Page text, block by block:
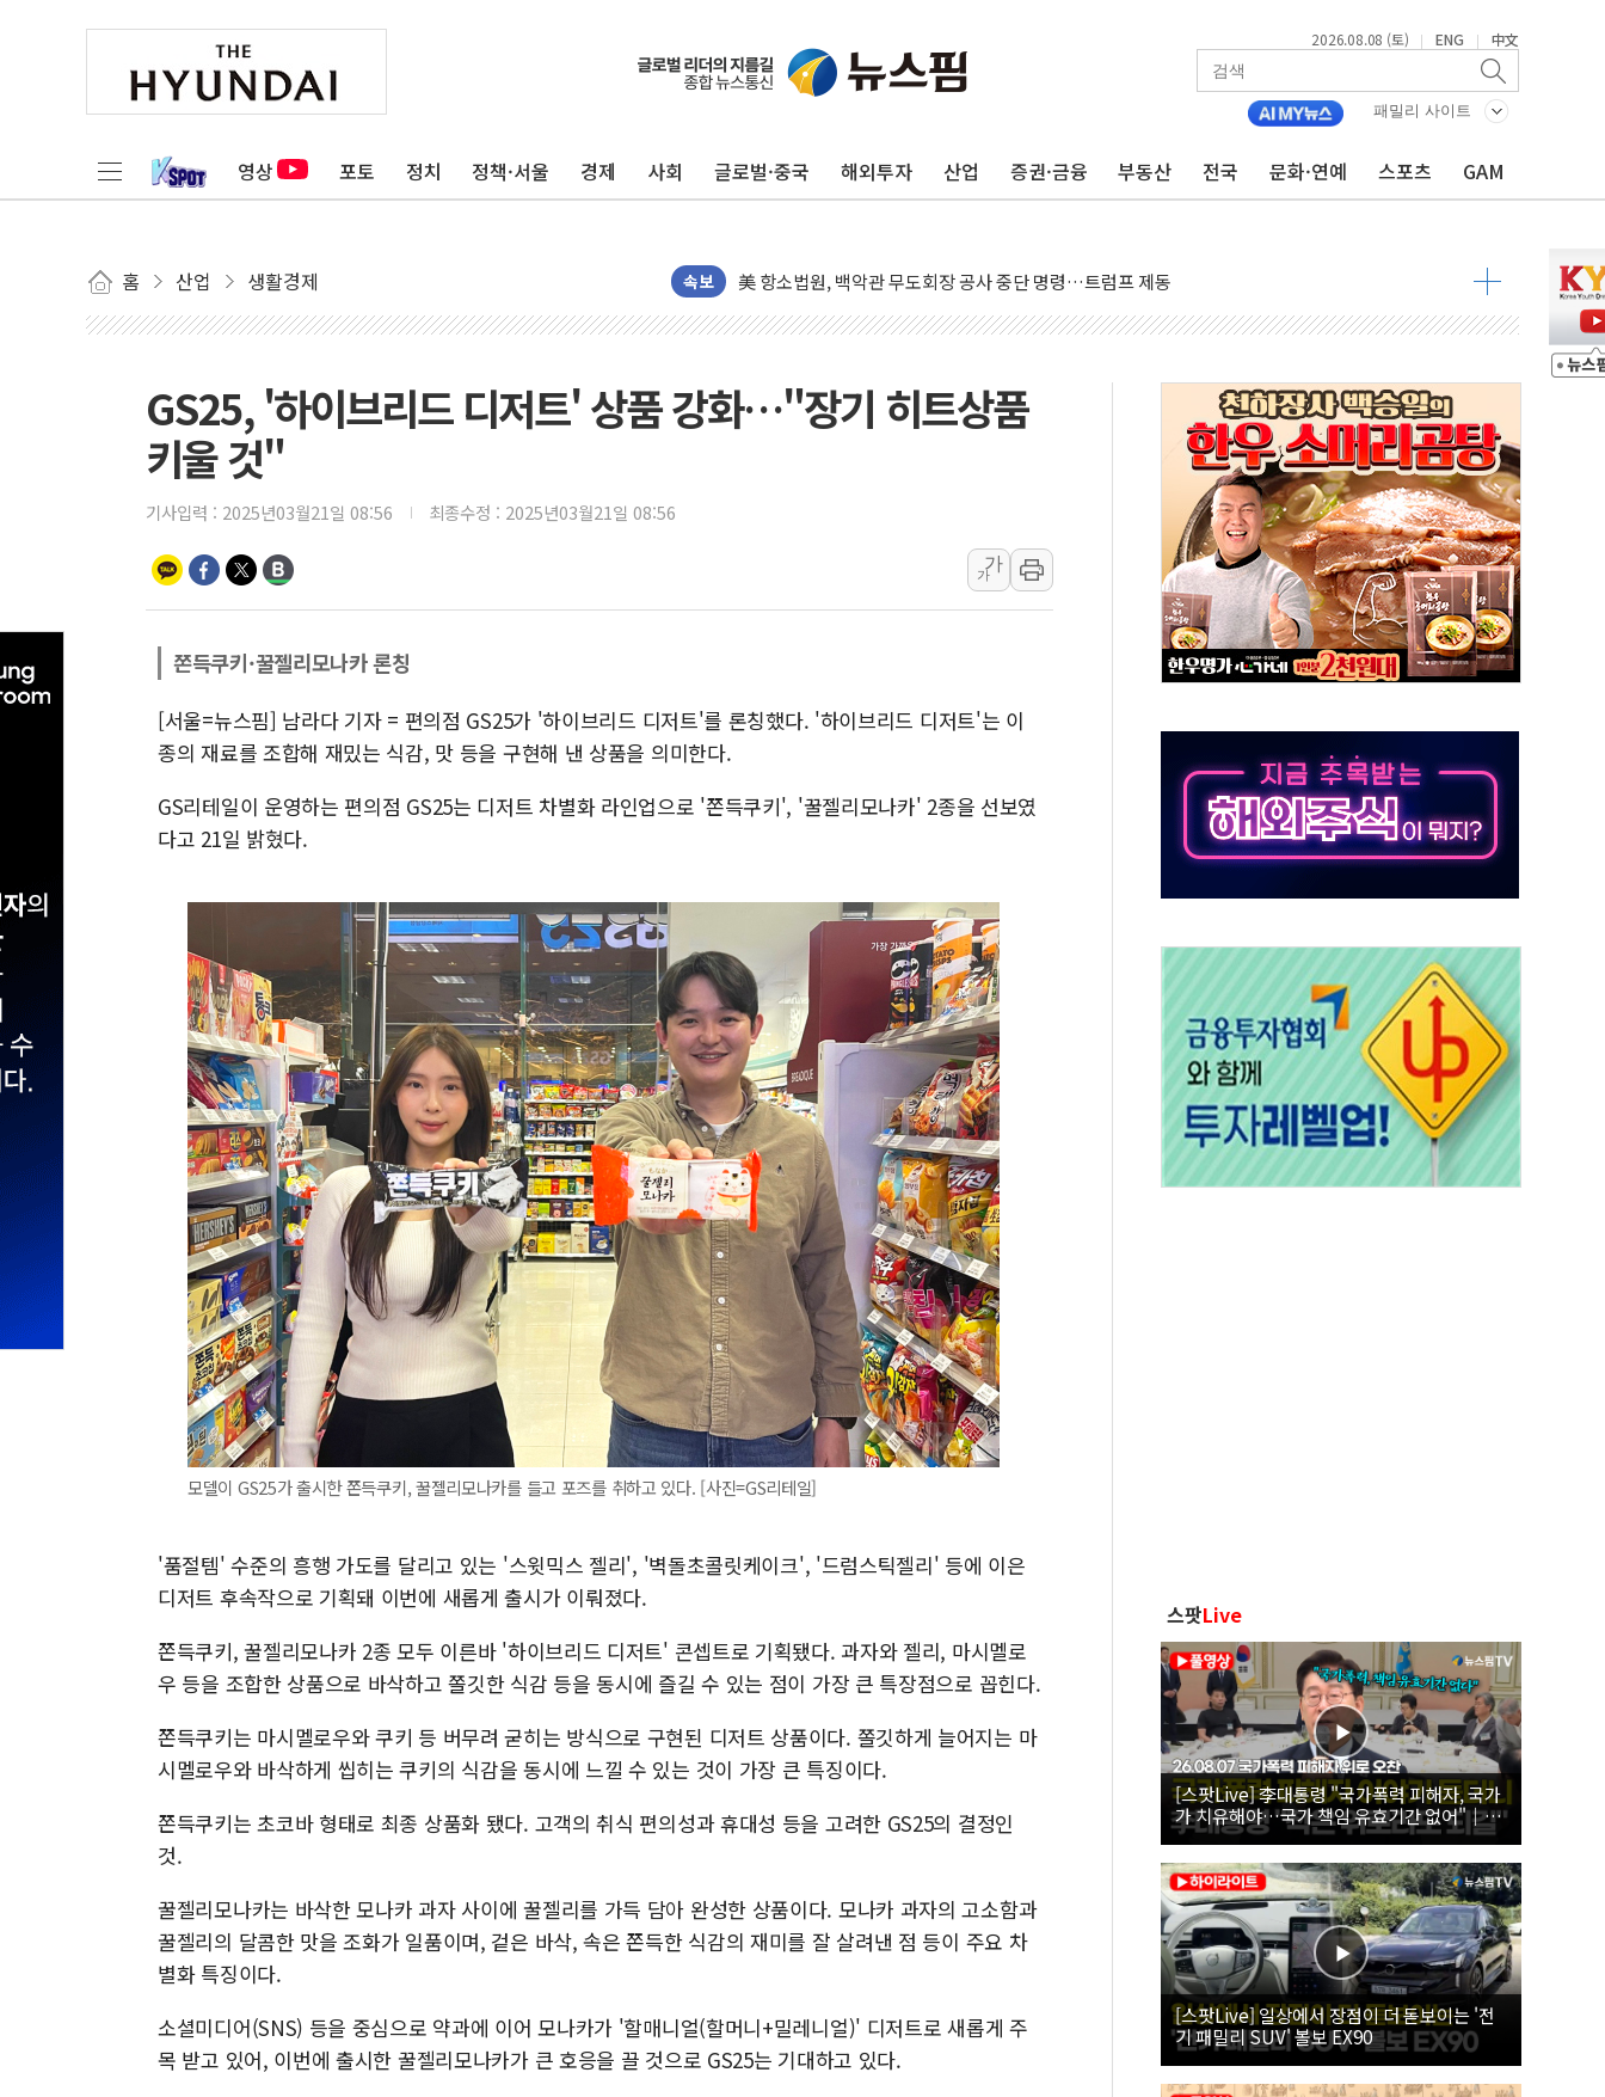
2026.08.08 (토) | ENG | 中文
패밀리 사이트
영상 포토 정치 정책·서울 경제 사회 글로벌·중국 해외투자 산업 증권·금융 부동산 전국 문화·연예 스포츠 GAM
홈 산업 생활경제 속보
[종합] 이슬람 수니파 3국, '공동방위협정' 체결… 이스라엘·이란 위협에 맞설 자체 억지력 강화
트럼프, 백신·자폐증 행정명령 검토…"이르면 다음 주"
이란의 핵심 원유 수출항 '하르그섬', 최근 1주일 이상 '올스톱'… 美 해상봉쇄 영향
美 고용 쇼크에 엔화 장중 급등…시장은 "또 개입했나" 촉각
뉴욕증시 프리뷰, 美 고용 쇼크에 금리 인상 우려 후퇴…나스닥 선물 1%대 상승
[종합] 美 7월 고용 2만3000명 감소 '쇼크'…9월 금리 인상 기대 후퇴
뉴욕증시 개장 전 특징주...아틀라시안·클라우드플레어·태양광주↑ VS 트레이드데스크·웬디스↓
보훈부, 미 DPAA와 MOU… "6·25 미군 실종자 7359명 끝까지 찾겠다"
트럼프 "금리 내려야"…파월 때와 달리 워시엔 톤 낮춰
특정 정치인 측근 포항시 정책특보 내정설...포항시 '시끌'
李 "해남 태양광, 대한민국 다음 100년 밑거름…수도권 집중 완화 전환점"
李 대통령, '6시간 마라톤 부동산 2차 회의' 주재… "전폭적 공급 확대·속도전 총력"
트럼프, 中 겨냥 폴리실리콘 관세 15% 부과…美 태양광주 급등
이란와이어 "이란 최고지도자 위독…곧 사망해도 놀랍지 않아"
남동발전, 해남군에 국내 최대 규모 400MW 태양광 착공…여의도 1.6배 규모
[인도증시] 중동 불안 속 유가 상승에 소폭 하락...금융주 낙폭 커
GS25, '하이브리드 디저트' 상품 강화…"장기 히트상품
키울 것"
기사입력 : 2025년03월21일 08:56 최종수정 : 2025년03월21일 08:56
가
가
쫀득쿠키·꿀젤리모나카 론칭
[서울=뉴스핌] 남라다 기자 = 편의점 GS25가 '하이브리드 디저트'를 론칭했다. '하이브리드 디저트'는 이
종의 재료를 조합해 재밌는 식감, 맛 등을 구현해 낸 상품을 의미한다.
GS리테일이 운영하는 편의점 GS25는 디저트 차별화 라인업으로 '쫀득쿠키', '꿀젤리모나카' 2종을 선보였
다고 21일 밝혔다.
모델이 GS25가 출시한 쫀득쿠키, 꿀젤리모나카를 들고 포즈를 취하고 있다. [사진=GS리테일]
'품절템' 수준의 흥행 가도를 달리고 있는 '스윗믹스 젤리', '벽돌초콜릿케이크', '드럼스틱젤리' 등에 이은
디저트 후속작으로 기획돼 이번에 새롭게 출시가 이뤄졌다.
쫀득쿠키, 꿀젤리모나카 2종 모두 이른바 '하이브리드 디저트' 콘셉트로 기획됐다. 과자와 젤리, 마시멜로
우 등을 조합한 상품으로 바삭하고 쫄깃한 식감 등을 동시에 즐길 수 있는 점이 가장 큰 특장점으로 꼽힌다.
쫀득쿠키는 마시멜로우와 쿠키 등 버무려 굳히는 방식으로 구현된 디저트 상품이다. 쫄깃하게 늘어지는 마
시멜로우와 바삭하게 씹히는 쿠키의 식감을 동시에 느낄 수 있는 것이 가장 큰 특징이다.
쫀득쿠키는 초코바 형태로 최종 상품화 됐다. 고객의 취식 편의성과 휴대성 등을 고려한 GS25의 결정인
것.
꿀젤리모나카는 바삭한 모나카 과자 사이에 꿀젤리를 가득 담아 완성한 상품이다. 모나카 과자의 고소함과
꿀젤리의 달콤한 맛을 조화가 일품이며, 겉은 바삭, 속은 쫀득한 식감의 재미를 잘 살려낸 점 등이 주요 차
별화 특징이다.
소셜미디어(SNS) 등을 중심으로 약과에 이어 모나카가 '할매니얼(할머니+밀레니얼)' 디저트로 새롭게 주
목 받고 있어, 이번에 출시한 꿀젤리모나카가 큰 호응을 끌 것으로 GS25는 기대하고 있다.
스팟Live
[스팟Live] 李대통령 "국가폭력 피해자, 국가
가 치유해야…국가 책임 유효기간 없어"｜
26.08.07 국가폭력 피해자 위로 오찬
[스팟Live] 일상에서 장점이 더 돋보이는 '전
기 패밀리 SUV' 볼보 EX90